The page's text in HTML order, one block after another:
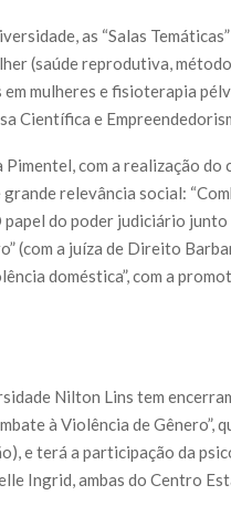
as “Salas
(saúde reprodutiva,
mulheres e fisioterapia
Científica e
com a realização do
relevância social:
do poder judiciário junto
(com a juíza de Direito
doméstica”, com a
Nilton Lins tem
à Violência de Gênero”,
e terá a participação da
Ingrid, ambas do Centro